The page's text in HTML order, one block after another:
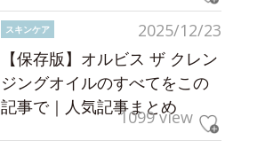
2025/12/23
スキンケア
【保存版】オルビス ザ クレン
ジングオイルのすべてをこの
記事で｜人気記事まとめ
1099 view